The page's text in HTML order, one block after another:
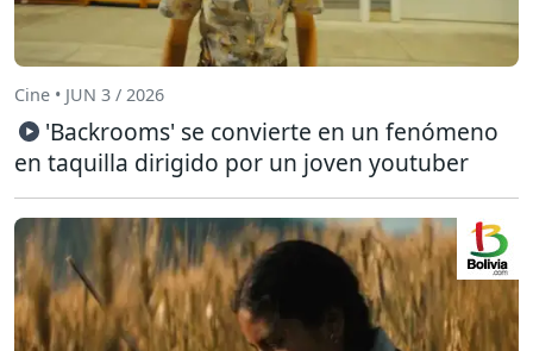
Cine • JUN 3 / 2026
'Backrooms' se convierte en un fenómeno
en taquilla dirigido por un joven youtuber